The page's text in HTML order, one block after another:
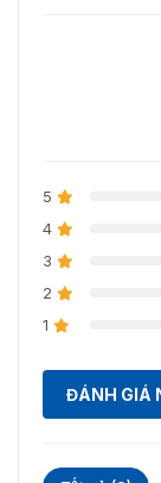
5
4
3
2
1
ĐÁNH GIÁ